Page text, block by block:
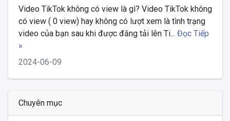
Video TikTok không có view là gì? Video TikTok không
có view ( 0 view) hay không có lượt xem là tình trạng
video của bạn sau khi được đăng tải lên Ti... Đọc Tiếp
»
2024-06-09
Chuyên mục